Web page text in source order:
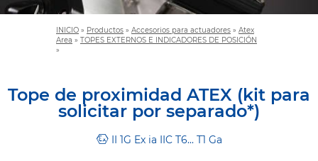
INICIO » Productos » Accesorios para actuadores » Atex
Area » TOPES EXTERNOS E INDICADORES DE POSICIÓN
»
Tope de proximidad ATEX (kit para
solicitar por separado*)
II 1G Ex ia IIC T6... T1 Ga